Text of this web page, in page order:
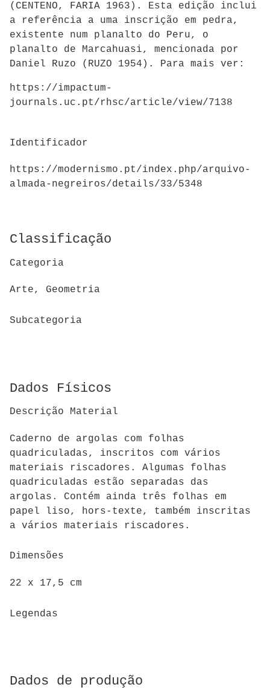
(CENTENO, FARIA 1963). Esta edição inclui
a referência a uma inscrição em pedra,
existente num planalto do Peru, o
planalto de Marcahuasi, mencionada por
Daniel Ruzo (RUZO 1954). Para mais ver:
https://impactum-
journals.uc.pt/rhsc/article/view/7138
Identificador
https://modernismo.pt/index.php/arquivo-
almada-negreiros/details/33/5348
Classificação
Categoria
Arte, Geometria
Subcategoria
Dados Físicos
Descrição Material
Caderno de argolas com folhas
quadriculadas, inscritos com vários
materiais riscadores. Algumas folhas
quadriculadas estão separadas das
argolas. Contém ainda três folhas em
papel liso, hors-texte, também inscritas
a vários materiais riscadores.
Dimensões
22 x 17,5 cm
Legendas
Dados de produção